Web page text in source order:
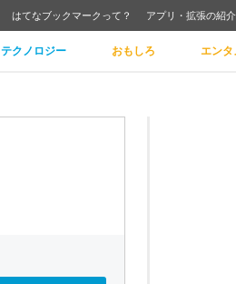
はてなブックマークって？ アプリ・拡張の紹介
テクノロジー おもしろ エンタ